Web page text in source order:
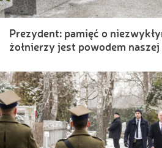
Prezydent: pamięć o
żołnierzy jest powodem